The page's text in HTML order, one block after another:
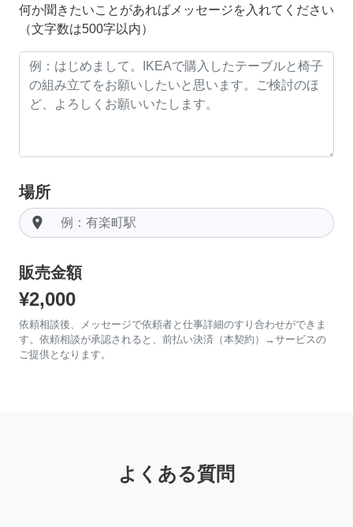
何か聞きたいことがあればメッセージを入れてください
（文字数は500字以内）
場所
room
販売金額
¥2,000
依頼相談後、メッセージで依頼者と仕事詳細のすり合わせができま
す。依頼相談が承認されると、前払い決済（本契約）→サービスの
ご提供となります。
よくある質問